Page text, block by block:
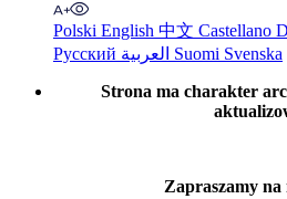
Polski English 中文 Castellano
Русский
Suomi Svenska
Strona ma charakter
Zapraszamy na